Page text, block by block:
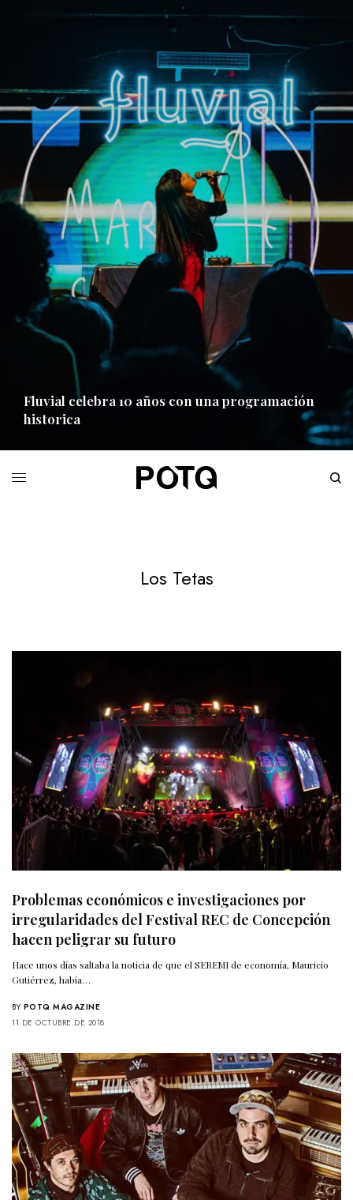
Fluvial celebra 10 años con una programación
historica
Los Tetas
Problemas económicos e investigaciones por
irregularidades del Festival REC de Concepción
hacen peligrar su futuro
Hace unos días saltaba la noticia de que el SEREMI de economía, Mauricio
Gutiérrez, había…
BY POTQ MAGAZINE
11 DE OCTUBRE DE 2018